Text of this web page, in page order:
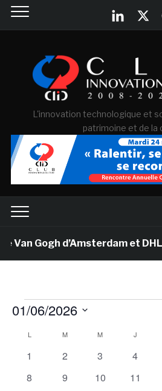
L'innovation technologique et
patrimoine et de la
Van Gogh d’Amsterdam et
Évènements
01/06/2026
date.
Calendrier
de
Évènements
LLUNDI MMARDI M MERCREDI
J
0
1
0
2
0
3
0
4
0
8
0
9
0
10
0
11